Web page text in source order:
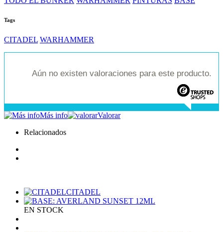
Tags
CITADEL WARHAMMER
Aún no existen valoraciones para este producto.
Más info
Valorar
Relacionados
CITADEL
EN STOCK